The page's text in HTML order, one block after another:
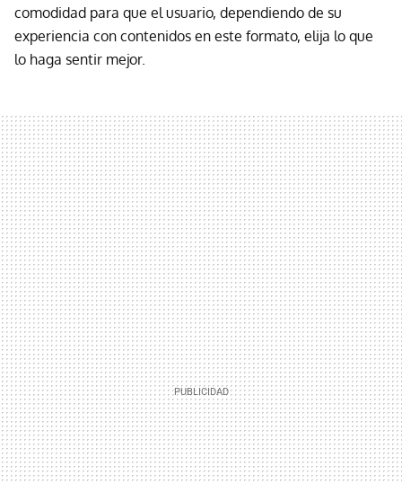
comodidad para que el usuario, dependiendo de su
experiencia con contenidos en este formato, elija lo que
lo haga sentir mejor.